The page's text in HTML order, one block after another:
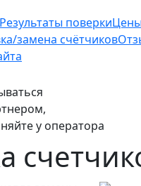
Результаты поверки
замена счётчиков
у оператора